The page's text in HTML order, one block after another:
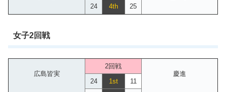
24 4th 25
女子2回戦
広島皆実
2回戦
慶進
24
1st 11